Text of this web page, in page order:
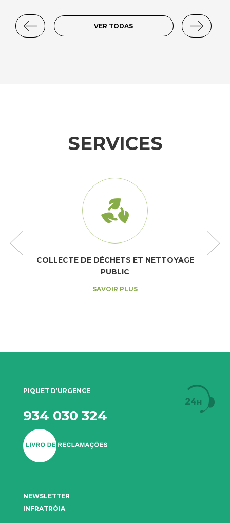
VER TODAS
SERVICES
COLLECTE DE DÉCHETS ET NETTOYAGE
PUBLIC
SAVOIR PLUS
PIQUET D’URGENCE
934 030 324
NEWSLETTER
INFRATRÓIA